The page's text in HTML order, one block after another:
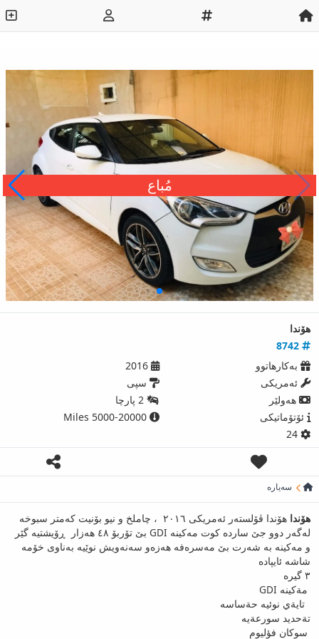
مُباع
هۆندا
بەکارھاتوو
ئەمریكی
سپی
ھەولێر
ئۆتۆماتیکی
سەیارە
هۆندا
هۆندا ڤۆلستەر ئەمریکی ٢٠١٦ ، چاملخ و نیو بۆنیت کەمتر سبوخە
لەگەر دوو جێ ساردە کوت مەکینە GDI بێ تۆربۆ ٤٨ هەزار ڕۆیشتیە گێر
و مەکینە بە شەرت بێ مەسرەفە هەزەو سەنەویش نوێیە بەناوی خۆمە
شاشه ئايپاده
٣ گيره
مةكينه GDI
تايةي نوئيه حةساسه
تةحديد سورعةيه
سوكان فؤليوم